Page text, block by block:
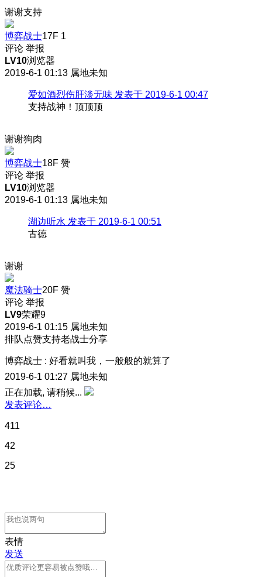
谢谢支持
博弈战士17F 1
评论 举报
LV10浏览器
2019-6-1 01:13 属地未知
爱如酒烈伤肝淡无味 发表于 2019-6-1 00:47
支持战神！顶顶顶
谢谢狗肉
博弈战士18F 赞
评论 举报
LV10浏览器
2019-6-1 01:13 属地未知
湖边听水 发表于 2019-6-1 00:51
古德
谢谢
魔法骑士20F 赞
评论 举报
LV9荣耀9
2019-6-1 01:15 属地未知
排队点赞支持老战士分享
博弈战士 : 好看就叫我，一般般的就算了
2019-6-1 01:27 属地未知
正在加载, 请稍候...
发表评论…
411
42
25
表情
发送